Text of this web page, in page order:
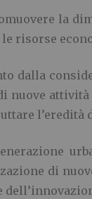
la
risorse
dalla
nuove
di